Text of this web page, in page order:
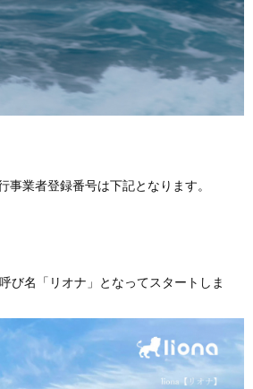
事業者登録番号は下記となります。
び名「リオナ」となってスタートしま